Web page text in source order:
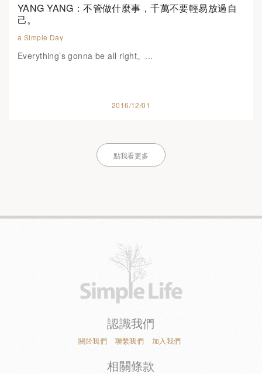
YANG YANG：不管做什麼事，千萬不要輕易放過自
己。
a Simple Day
Everything’s‭ ‬gonna be all right。...
2016/12/01
點我看更多
認識我們
關於我們 聯繫我們 加入我們
相關條款